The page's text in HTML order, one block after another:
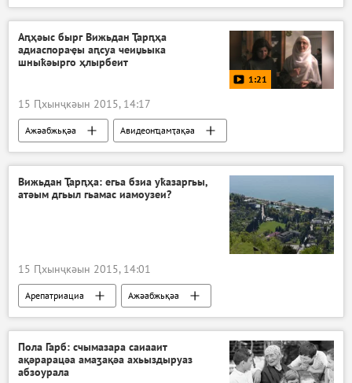
Аԥҳәыс бырг Вижьдан Ҭарԥҳа
адиаспораҿы аԥсуа чеиџьыка
шныҟәырго ҳлырбеит
1:21
15 Ԥхынҷкәын 2015, 14:17
Ажәабжьқәа Авидеонҵамҭақәа
Вижьдан Ҭарԥҳа: егьа бзиа уҟазаргьы,
атәым дгьыл гьамас иамоузеи?
15 Ԥхынҷкәын 2015, 14:01
Арепатриациа
Ажәабжьқәа
Аԥсны
Пола Гарб: счымазара саиааит
ақәрарацәа амаӡақәа ахьыздыруаз
абзоурала